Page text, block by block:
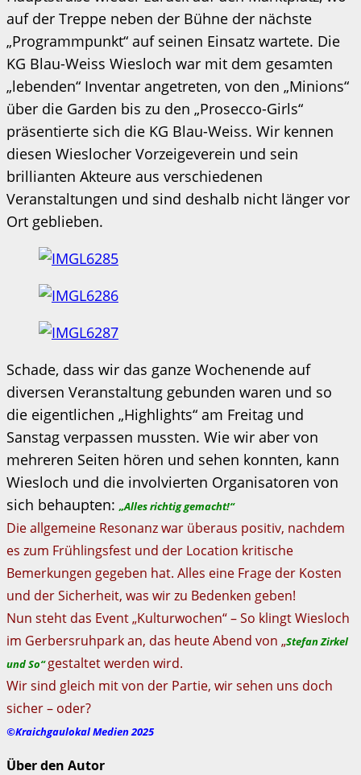
auf der Treppe neben der Bühne der nächste
„Programmpunkt“ auf seinen Einsatz wartete. Die
KG Blau-Weiss Wiesloch war mit dem gesamten
„lebenden“ Inventar angetreten, von den „Minions“
über die Garden bis zu den „Prosecco-Girls“
präsentierte sich die KG Blau-Weiss. Wir kennen
diesen Wieslocher Vorzeigeverein und sein
brillianten Akteure aus verschiedenen
Veranstaltungen und sind deshalb nicht länger vor
Ort geblieben.
Schade, dass wir das ganze Wochenende auf
diversen Veranstaltung gebunden waren und so
die eigentlichen „Highlights“ am Freitag und
Sanstag verpassen mussten. Wie wir aber von
mehreren Seiten hören und sehen konnten, kann
Wiesloch und die involvierten Organisatoren von
sich behaupten: „Alles richtig gemacht!“
Die allgemeine Resonanz war überaus positiv, nachdem
es zum Frühlingsfest und der Location kritische
Bemerkungen gegeben hat. Alles eine Frage der Kosten
und der Sicherheit, was wir zu Bedenken geben!
Nun steht das Event „Kulturwochen“ – So klingt Wiesloch
im Gerbersruhpark an, das heute Abend von „Stefan Zirkel
und So“ gestaltet werden wird.
Wir sind gleich mit von der Partie, wir sehen uns doch
sicher – oder?
©Kraichgaulokal Medien 2025
Über den Autor